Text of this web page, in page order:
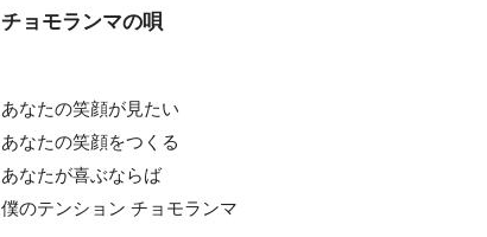
チョモランマの唄
あなたの笑顔が見たい
あなたの笑顔をつくる
あなたが喜ぶならば
僕のテンション チョモランマ